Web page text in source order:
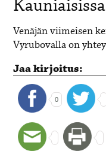
Venäjän viimeisen
Vyrubovalla on
Jaa kirjoitus:
0